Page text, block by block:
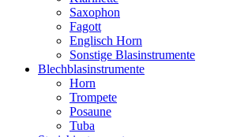
Saxophon
Fagott
Englisch Horn
Sonstige Blasinstrumente
Blechblasinstrumente
Horn
Trompete
Posaune
Tuba